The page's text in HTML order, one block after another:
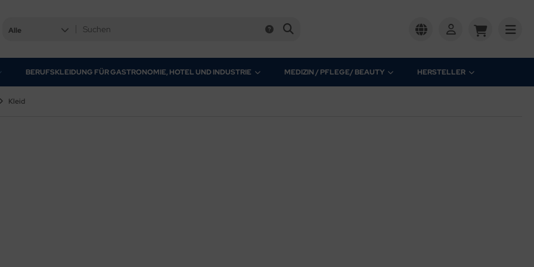
Alle
BERUFSKLEIDUNG FÜR GASTRONOMIE, HOTEL UND INDUSTRIE MEDIZIN / PFLEGE/ BEAUTY HERSTELLER
Kleid